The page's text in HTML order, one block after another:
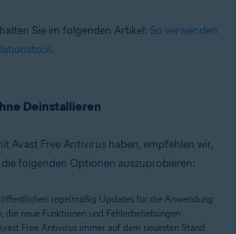
Sie im folgenden Artikel: So verwenden
.
Deinstallieren
Avast Free Antivirus haben, empfehlen wir,
folgenden Optionen auszuprobieren:
regelmäßig Updates für die Anwendung
die neue Funktionen und Fehlerbehebungen
Free Antivirus immer auf dem neuesten Stand